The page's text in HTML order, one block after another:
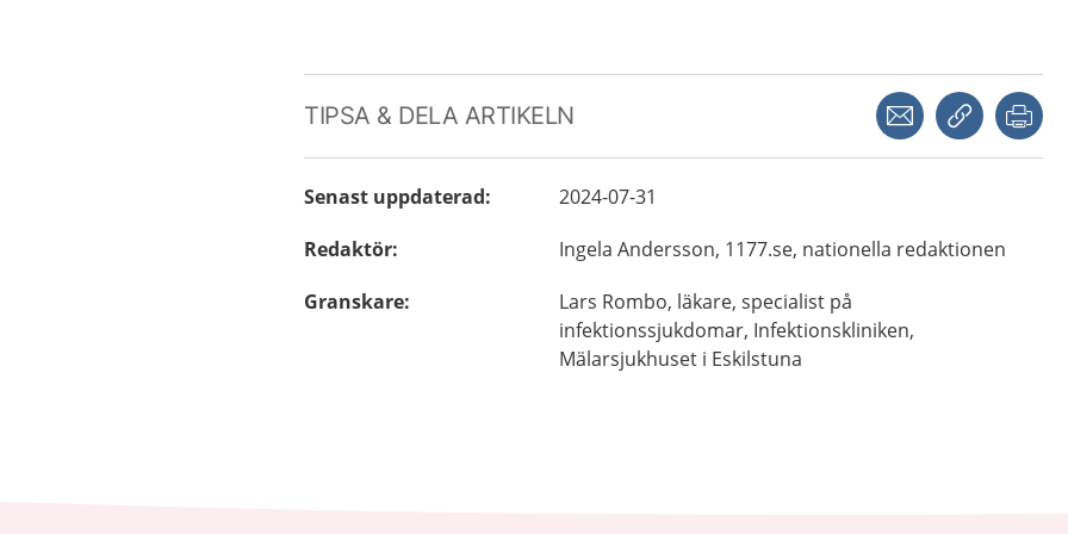
TIPSA & DELA ARTIKELN Dela via mejlKopiera länk
Senast uppdaterad:
2024-07-31
Redaktör: Ingela Andersson, 1177.se, nationella redaktionen
Granskare: Lars Rombo, läkare, specialist på
infektionssjukdomar, Infektionskliniken,
Mälarsjukhuset i Eskilstuna